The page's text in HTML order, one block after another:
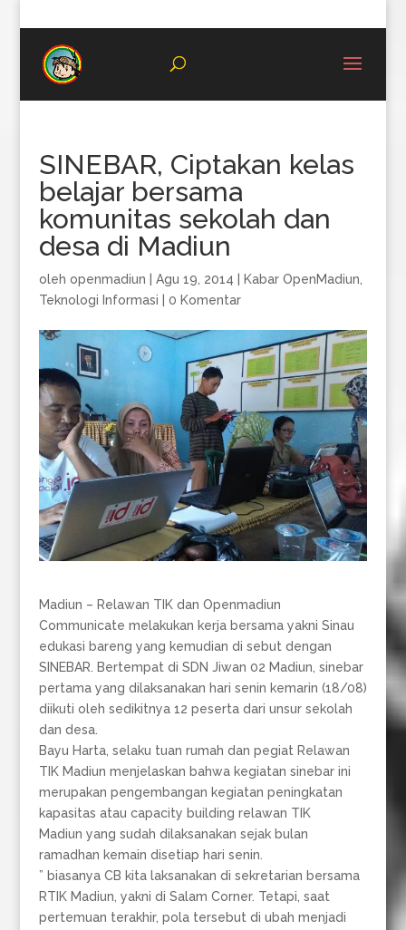
SINEBAR, Ciptakan kelas
belajar bersama
komunitas sekolah dan
desa di Madiun
oleh openmadiun Agu 19, 2014 Kabar OpenMadiun
Teknologi Informasi
0 Komentar
Madiun – Relawan TIK dan Openmadiun
Communicate melakukan kerja bersama yakni Sinau
edukasi bareng yang kemudian di sebut dengan
SINEBAR. Bertempat di SDN Jiwan 02 Madiun, sinebar
pertama yang dilaksanakan hari senin kemarin (18/08)
diikuti oleh sedikitnya 12 peserta dari unsur sekolah
dan desa.
Bayu Harta, selaku tuan rumah dan pegiat Relawan
TIK Madiun menjelaskan bahwa kegiatan sinebar ini
merupakan pengembangan kegiatan peningkatan
kapasitas atau capacity building relawan TIK
Madiun yang sudah dilaksanakan sejak bulan
ramadhan kemain disetiap hari senin.
” biasanya CB kita laksanakan di sekretarian bersama
RTIK Madiun, yakni di Salam Corner. Tetapi, saat
pertemuan terakhir, pola tersebut di ubah menjadi